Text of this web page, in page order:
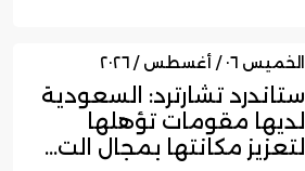
الخميس ٠٦ / أغسطس / ٢٠٢٦
ستاندرد تشارترد: السعودية
لديها مقومات تؤهلها
لتعزيز مكانتها بمجال الت...